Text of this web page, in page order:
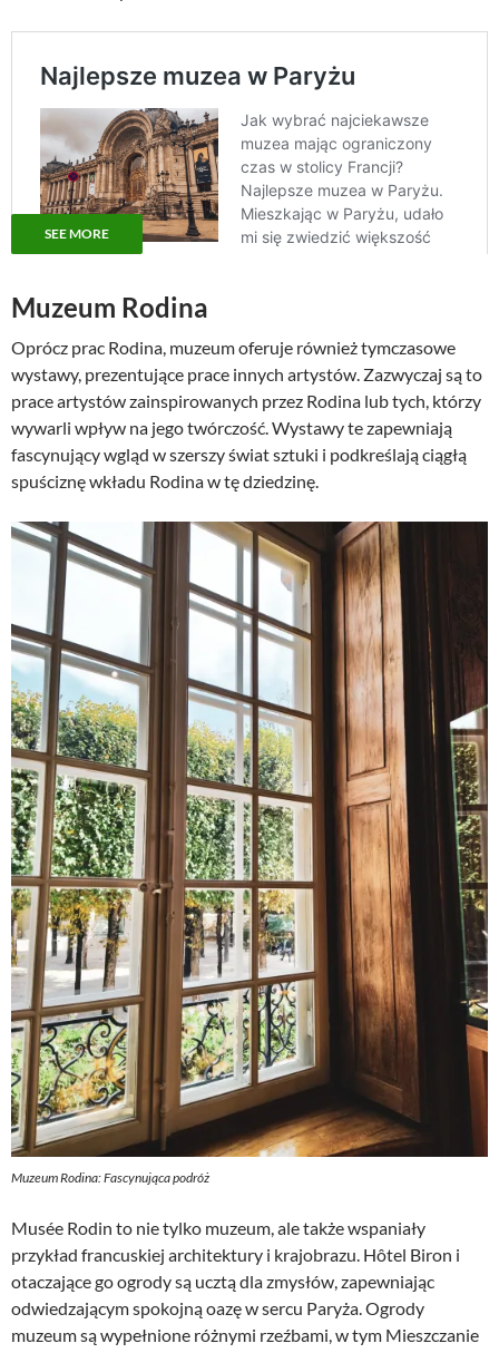
SEE MORE
Muzeum Rodina
Oprócz prac Rodina, muzeum oferuje również tymczasowe
wystawy, prezentujące prace innych artystów. Zazwyczaj są to
prace artystów zainspirowanych przez Rodina lub tych, którzy
wywarli wpływ na jego twórczość. Wystawy te zapewniają
fascynujący wgląd w szerszy świat sztuki i podkreślają ciągłą
spuściznę wkładu Rodina w tę dziedzinę.
Muzeum Rodina: Fascynująca podróż
Musée Rodin to nie tylko muzeum, ale także wspaniały
przykład francuskiej architektury i krajobrazu. Hôtel Biron i
otaczające go ogrody są ucztą dla zmysłów, zapewniając
odwiedzającym spokojną oazę w sercu Paryża. Ogrody
muzeum są wypełnione różnymi rzeźbami, w tym Mieszczanie